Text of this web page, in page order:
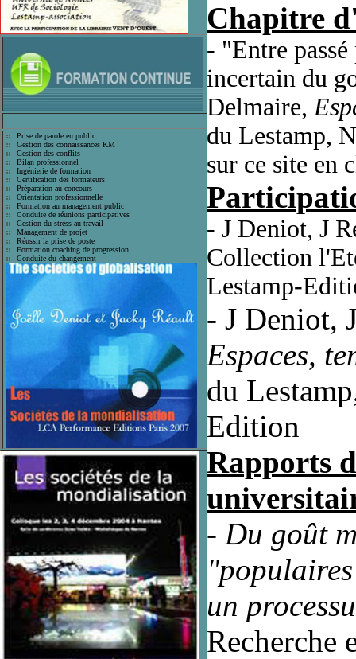
Prise de parole en public
Gestion des connaissances KM
Gestion des conflits
Bilan professionnel
Ingénierie de formation
Certification des formateurs
Préparation au concours
Orientation professionnelle
Formation au management public
Conduite de réunions participatives
Gestion du stress au travail
Management de projet
Réussir la prise de poste
Formation coaching de progression
Conduite du changement
Chapitre
- "Entre
incertain du
Delmaire,
du Lestamp,
sur ce site en
- J Deniot, J
Collection
Lestamp-
- J Deniot,
Espaces,
du
Edition
Rapports
- Du goût
un
Recherche